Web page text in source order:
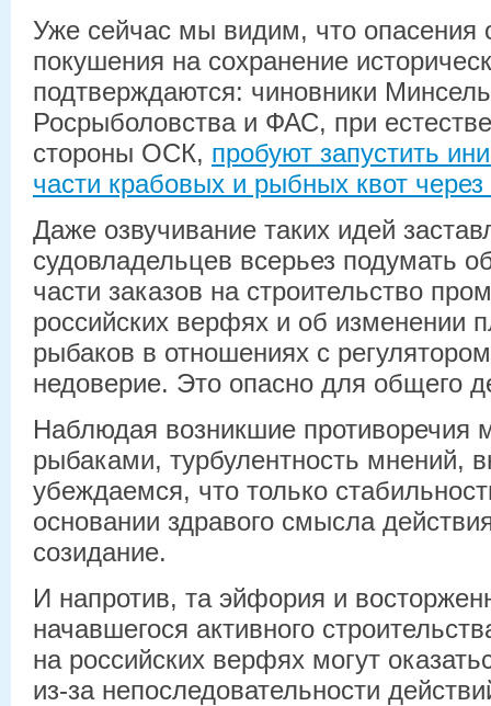
Уже сейчас мы видим, что опасения
покушения на сохранение
подтверждаются: чиновники
Росрыболовства и ФАС, при
стороны ОСК, пробуют запустить
части крабовых и рыбных квот
Даже озвучивание таких идей
судовладельцев всерьез подумать
части заказов на строительство
российских верфях и об изменении
рыбаков в отношениях с
недоверие. Это опасно для общего
Наблюдая возникшие противоречия
рыбаками, турбулентность мнений,
убеждаемся, что только
основании здравого смысла
созидание.
И напротив, та эйфория и
начавшегося активного
на российских верфях могут
из-за непоследовательности